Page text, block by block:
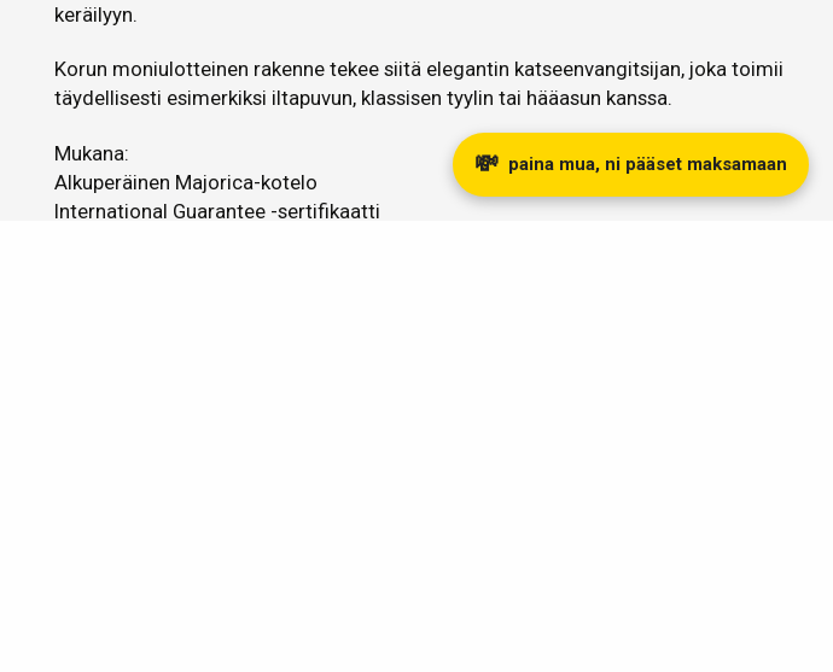
keräilyyn.
Korun moniulotteinen rakenne tekee siitä elegantin katseenvangitsijan, joka toimii
täydellisesti esimerkiksi iltapuvun, klassisen tyylin tai hääasun kanssa.
Mukana:
Alkuperäinen Majorica-kotelo
International Guarantee -sertifikaatti
💸 paina mua, ni pääset maksamaan